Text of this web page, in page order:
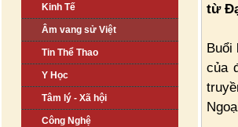
Kinh Tế
Âm vang sử Việt
Tin Thể Thao
Y Học
Tâm lý - Xã hội
Công Nghệ
từ
của